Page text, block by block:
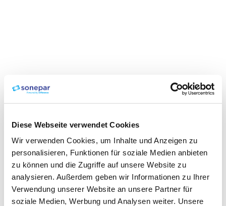
Diese Webseite verwendet Cookies
Wir verwenden Cookies, um Inhalte und Anzeigen zu
personalisieren, Funktionen für soziale Medien anbieten
zu können und die Zugriffe auf unsere Website zu
analysieren. Außerdem geben wir Informationen zu Ihrer
Verwendung unserer Website an unsere Partner für
soziale Medien, Werbung und Analysen weiter. Unsere